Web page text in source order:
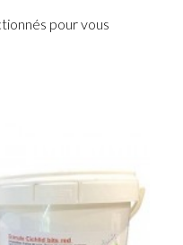
pour vous